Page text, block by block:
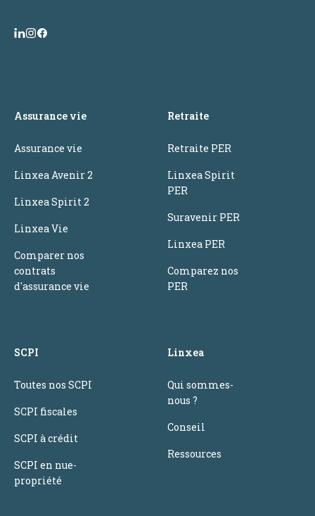
Assurance vie
Assurance vie
Linxea Avenir 2
Linxea Spirit 2
Linxea Vie
Comparer nos
contrats
d'assurance vie
Retraite
Retraite PER
Linxea Spirit
PER
Suravenir PER
Linxea PER
Comparez nos
PER
SCPI
Toutes nos SCPI
SCPI fiscales
SCPI à crédit
SCPI en nue-
propriété
Linxea
Qui sommes-
nous ?
Conseil
Ressources